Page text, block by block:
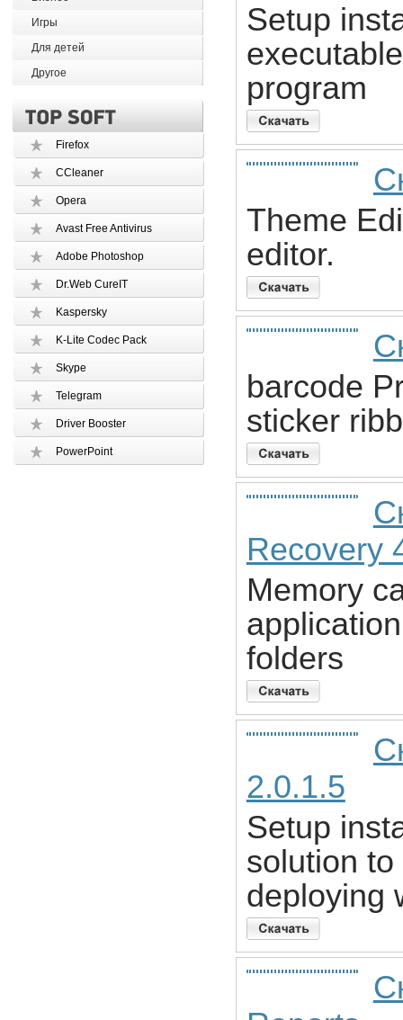
Игры
Для детей
Другое
Firefox
CCleaner
Opera
Avast Free Antivirus
Adobe Photoshop
Dr.Web CureIT
Kaspersky
K-Lite Codec Pack
Skype
Telegram
Driver Booster
PowerPoint
Setup
program
Theme
editor.
barcode
sticker
Recovery
Memory
folders
2.0.1.5
Setup
solution
deploying